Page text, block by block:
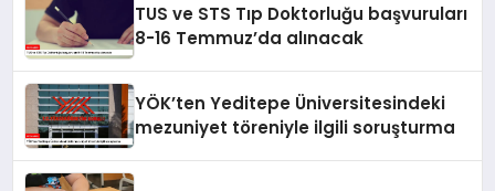
TUS ve STS Tıp Doktorluğu başvuruları
8-16 Temmuz’da alınacak
YÖK’ten Yeditepe Üniversitesindeki
mezuniyet töreniyle ilgili soruşturma